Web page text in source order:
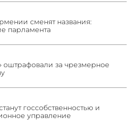
сменят названия:
парламента
оштрафовали за чрезмерное
госсобственностью и
управление